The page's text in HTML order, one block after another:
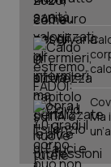
Ma
__cf_bm